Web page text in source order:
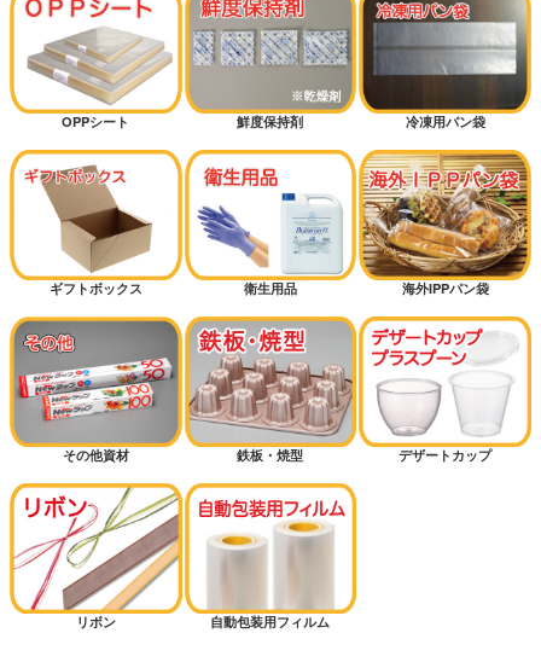
OPPシート 鮮度保持剤 冷凍用パン袋
ギフトボックス 衛生用品 海外IPPパン袋
その他資材 鉄板・焼型 デザートカップ
リボン 自動包装用フィルム